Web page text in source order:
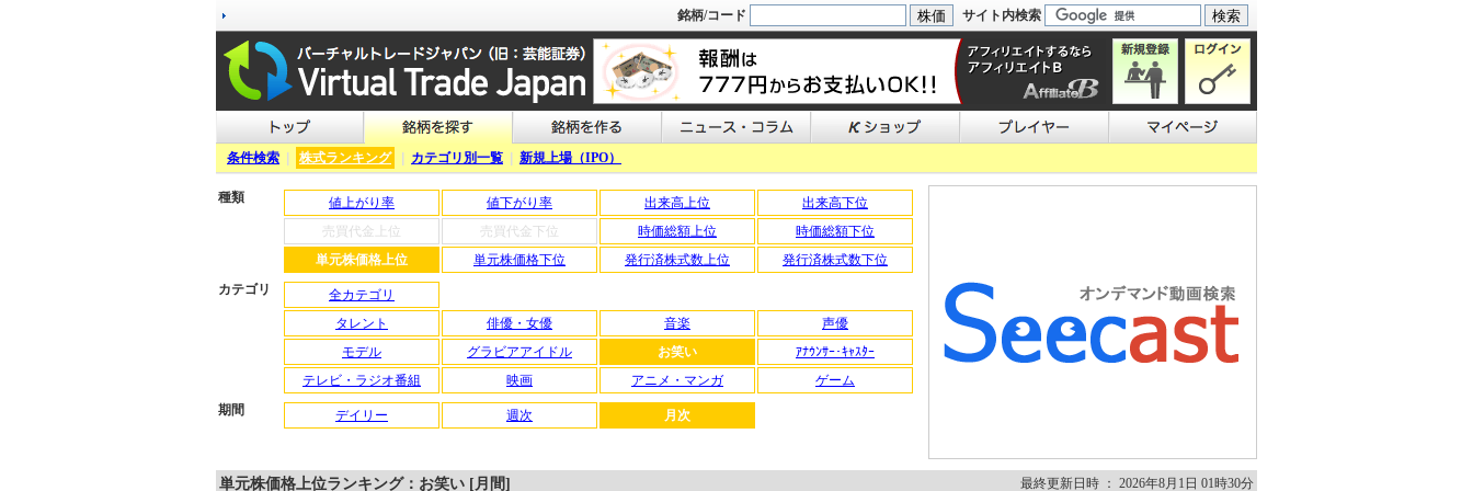
銘柄/コード サイト内検索
条件検索 株式ランキング カテゴリ別一覧 新規上場（IPO）
種類 値上がり率 値下がり率 出来高上位
出来高下位
売買代金上位
売買代金下位 時価総額上位
時価総額下位
単元株価格上位
単元株価格下位 発行済株式数上位
発行済株式数下位
カテゴリ
全カテゴリ
タレント
俳優・女優 音楽
声優
モデル
グラビアアイドル お笑い
ｱﾅｳﾝｻｰ･ｷｬｽﾀｰ
テレビ・ラジオ番組
映画 アニメ・マンガ
ゲーム
期間
デイリー 週次 月次
単元株価格上位ランキング：お笑い [月間] 最終更新日時 ： 2026年8月1日 01時30分